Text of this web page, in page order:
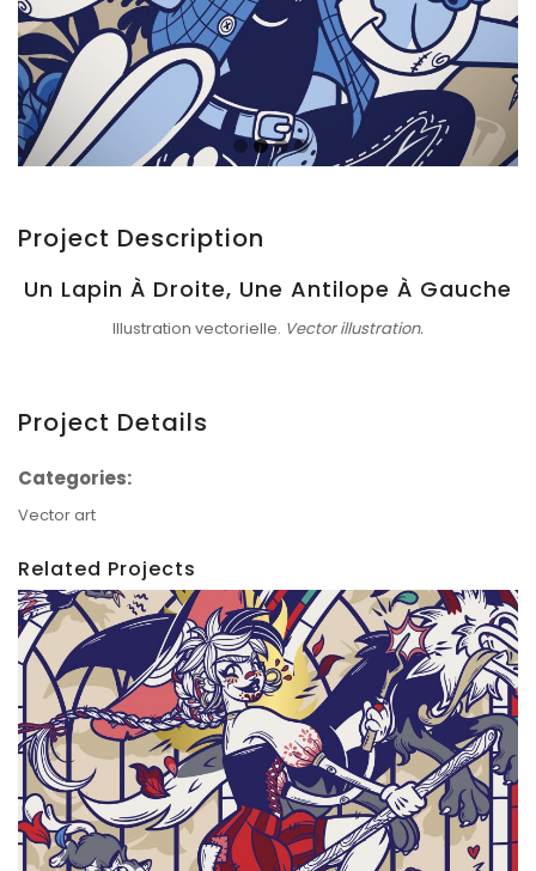
Project Description
Un Lapin À Droite, Une Antilope À Gauche
Illustration vectorielle. Vector illustration.
Project Details
Categories:
Vector art
Related Projects
Adèle